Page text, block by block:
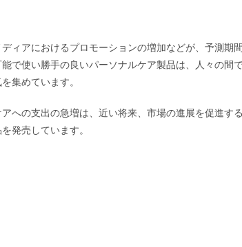
ィアにおけるプロモーションの増加などが、予測期間
で使い勝手の良いパーソナルケア製品は、人々の間
集めています。
への支出の急増は、近い将来、市場の進展を促進する
発売しています。